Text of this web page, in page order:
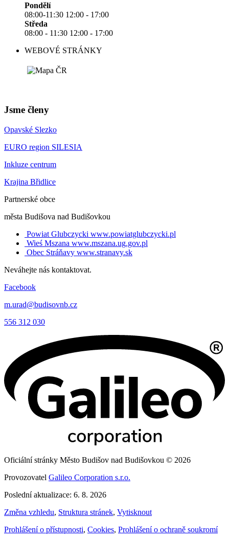
Pondělí
08:00-11:30 12:00 - 17:00
Středa
08:00 - 11:30 12:00 - 17:00
WEBOVÉ STRÁNKY
Jsme členy
Opavské Slezko
EURO region SILESIA
Inkluze centrum
Krajina Břidlice
Partnerské obce
města Budišova nad Budišovkou
Powiat Glubczycki www.powiatglubczycki.pl
Wieś Mszana www.mszana.ug.gov.pl
Obec Stráňavy www.stranavy.sk
Neváhejte nás kontaktovat.
Facebook
m.urad@budisovnb.cz
556 312 030
Oficiální stránky Město Budišov nad Budišovkou © 2026
Provozovatel Galileo Corporation s.r.o.
Poslední aktualizace: 6. 8. 2026
Změna vzhledu, Struktura stránek, Vytisknout
Prohlášení o přístupnosti, Cookies, Prohlášení o ochraně soukromí